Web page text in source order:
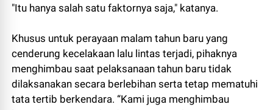
"Itu hanya salah satu faktornya saja," katanya.
Khusus untuk perayaan malam tahun baru yang
cenderung kecelakaan lalu lintas terjadi, pihaknya
menghimbau saat pelaksanaan tahun baru tidak
dilaksanakan secara berlebihan serta tetap mematuhi
tata tertib berkendara. “Kami juga menghimbau